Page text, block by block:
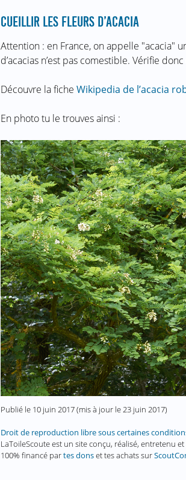
CUEILLIR LES FLEURS D’ACACIA
Attention : en France, on appelle "acacia"
d’acacias n’est pas comestible. Vérifie
Découvre la fiche Wikipedia de l’acacia
En photo tu le trouves ainsi :
Publié le 10 juin 2017(mis à jour le23 juin 2017)
Droit de reproduction libre sous certaines
LaToileScoute est un site conçu, réalisé, entretenu
100% financé partes donset tes achats sur